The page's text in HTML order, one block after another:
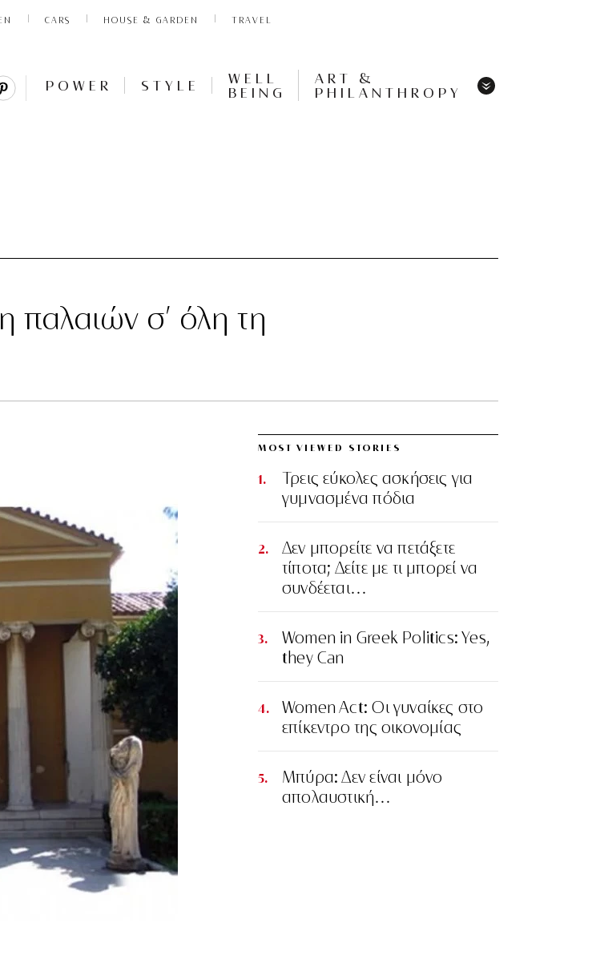
CARS HOUSE & GARDEN TRAVEL
POWER STYLE
WELL
BEING
ART &
PHILANTHROPY
παλαιών σ’ όλη τη
MOST VIEWED STORIES
Τρεις εύκολες ασκήσεις για
γυμνασμένα πόδια
Δεν μπορείτε να πετάξετε
τίποτα; Δείτε με τι μπορεί να
συνδέεται…
Women in Greek Politics: Yes,
they Can
Women Act: Οι γυναίκες στο
επίκεντρο της οικονομίας
Μπύρα: Δεν είναι μόνο
απολαυστική…